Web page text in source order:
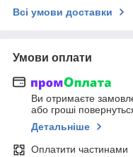
Всі умови доставки
Умови оплати
Ви отримаєте
або гроші
Детальніше
Оплатити частинами